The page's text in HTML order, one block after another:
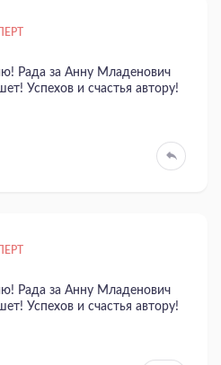
Рада за Анну Младенович
Успехов и счастья автору!
Рада за Анну Младенович
Успехов и счастья автору!